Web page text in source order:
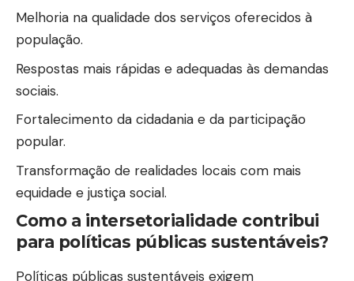
Melhoria na qualidade dos serviços oferecidos à
população.
Respostas mais rápidas e adequadas às demandas
sociais.
Fortalecimento da cidadania e da participação
popular.
Transformação de realidades locais com mais
equidade e justiça social.
Como a intersetorialidade contribui
para políticas públicas sustentáveis?
Políticas públicas sustentáveis exigem